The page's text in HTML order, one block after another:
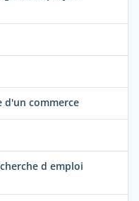
d'un commerce
d emploi